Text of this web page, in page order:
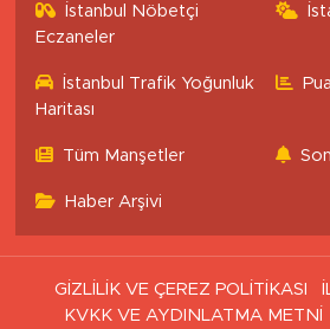
İstanbul Nöbetçi
Eczaneler
İstanbul Trafik Yoğunluk
Haritası
Tüm Manşetler
Haber Arşivi
GİZLİLİK VE ÇEREZ POLİTİKASI
KVKK VE AYDINLATMA METNİ